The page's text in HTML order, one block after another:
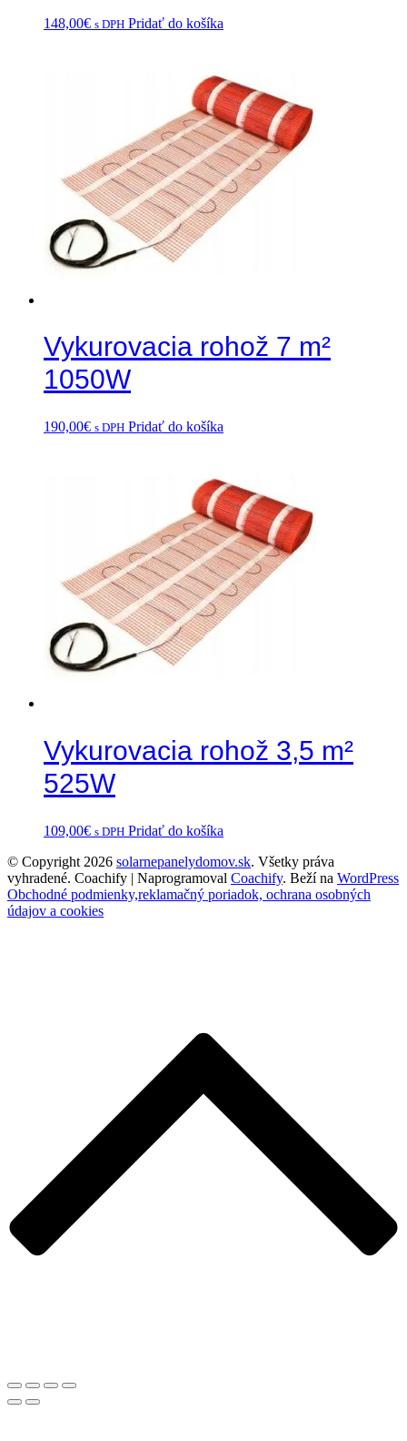
148,00€ s DPH Pridať do košíka
Vykurovacia rohož 7 m²
1050W
190,00€ s DPH Pridať do košíka
Vykurovacia rohož 3,5 m²
525W
109,00€ s DPH Pridať do košíka
© Copyright 2026 solarnepanelydomov.sk. Všetky práva
vyhradené. Coachify | Naprogramoval Coachify. Beží na WordPress
Obchodné podmienky,reklamačný poriadok, ochrana osobných
údajov a cookies